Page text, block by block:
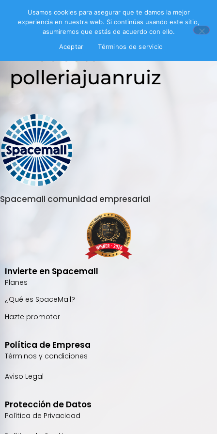
Encuesta
polleriajuanruiz
Spacemall comunidad empresarial
Invierte en Spacemall
Planes
¿Qué es SpaceMall?
Hazte promotor
Política de Empresa
Términos y condiciones
Aviso Legal
Protección de Datos
Política de Privacidad
Usamos cookies para asegurar que te damos la mejor
experiencia en nuestra web. Si continúas usando este sitio,
asumiremos que estás de acuerdo con ello.
Aceptar
Términos de servicio